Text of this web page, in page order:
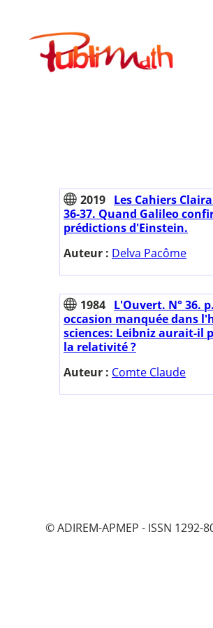
contenuPublimath
2019 Les Cahiers
36-37. Quand Galileo
prédictions d'Einstein.
Auteur : Delva Pacôme
1984 L'Ouvert. N° 36.
occasion manquée dans
sciences: Leibniz aurait-il
la relativité ?
Auteur : Comte Claude
© ADIREM-APMEP - ISSN 1292-